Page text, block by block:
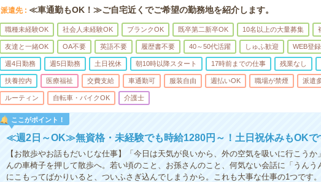
派遣先 ≪車通勤もOK！≫ご自宅近くでご希望の勤務地を紹介します。
職種未経験OK 社会人未経験OK ブランクOK 既卒第二新卒OK 10名以上の大量募集
友達と一緒OK OA不要 英語不要 履歴書不要 40～50代活躍 しゅふ歓迎 WEB登
週4日勤務 週5日勤務 土日祝休 朝10時以降スタート 17時前までの仕事 残業なし
扶養控内 医療福祉 交費支給 車通勤可 服装自由 週払いOK 職場が禁煙 派遣
ルーティン 自転車・バイクOK 介護士
ここがポイント！
≪週2日～OK≫無資格・未経験でも時給1280円～！土日祝休みもOKで
【お散歩やお話もだいじな仕事】「今日は天気が良いから、外の空気を吸いに行こうか
んの車椅子を押して散歩へ。若い頃のこと、お孫さんのこと、何気ない会話に「うんう
にこもってばかりいると、ついふさぎ込んでしまうから。これも大事な仕事の1つです